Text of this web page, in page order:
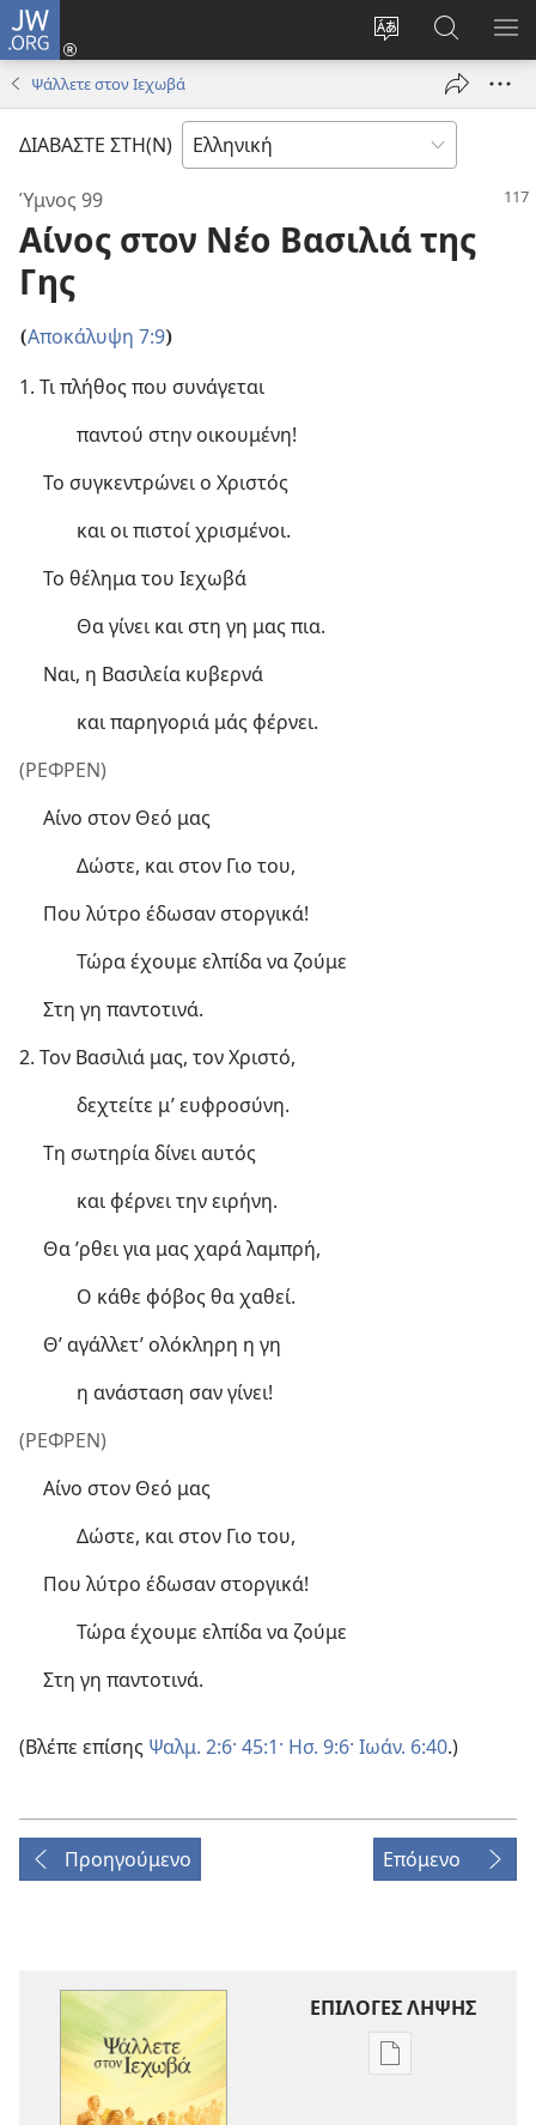
JW.ORG
Αλλαγή
γλώσσας
ιστότοπου
Σύνδεση
(ανοίγει
παράθυρο)
στο
JW.ORG
Ψάλλετε στον Ιεχωβά
ΔΙΑΒΑΣΤΕ ΣΤΗ(Ν)
Ύμνος 99
Αίνος στον Νέο Βασιλιά της
Γης
(Αποκάλυψη 7:9)
1. Τι πλήθος που συνάγεται
παντού στην οικουμένη!
Το συγκεντρώνει ο Χριστός
και οι πιστοί χρισμένοι.
Το θέλημα του Ιεχωβά
Θα γίνει και στη γη μας πια.
Ναι, η Βασιλεία κυβερνά
και παρηγοριά μάς φέρνει.
(ΡΕΦΡΕΝ)
Αίνο στον Θεό μας
Δώστε, και στον Γιο του,
Που λύτρο έδωσαν στοργικά!
Τώρα έχουμε ελπίδα να ζούμε
Στη γη παντοτινά.
2. Τον Βασιλιά μας, τον Χριστό,
δεχτείτε μ’ ευφροσύνη.
Τη σωτηρία δίνει αυτός
και φέρνει την ειρήνη.
Θα ’ρθει για μας χαρά λαμπρή,
Ο κάθε φόβος θα χαθεί.
Θ’ αγάλλετ’ ολόκληρη η γη
η ανάσταση σαν γίνει!
(ΡΕΦΡΕΝ)
Αίνο στον Θεό μας
Δώστε, και στον Γιο του,
Που λύτρο έδωσαν στοργικά!
Τώρα έχουμε ελπίδα να ζούμε
Στη γη παντοτινά.
(Βλέπε επίσης Ψαλμ. 2:6· 45:1· Ησ. 9:6· Ιωάν. 6:40.)
Προηγούμενο Επόμενο
ΕΠΙΛΟΓΕΣ ΛΗΨΗΣ
Επιλογές